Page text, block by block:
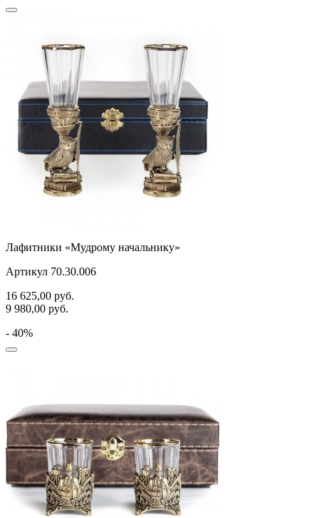
Лафитники «Мудрому начальнику»
Артикул 70.30.006
16 625,00 руб.
9 980,00 руб.
- 40%